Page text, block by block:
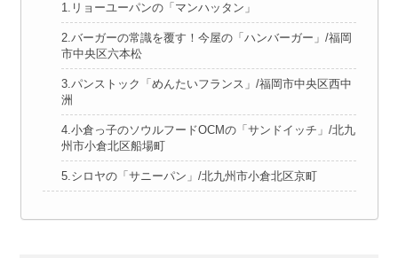
1.リョーユーパンの「マンハッタン」
2.バーガーの常識を覆す！今屋の「ハンバーガー」/福岡
市中央区六本松
3.パンストック「めんたいフランス」/福岡市中央区西中
洲
4.小倉っ子のソウルフードOCMの「サンドイッチ」/北九
州市小倉北区船場町
5.シロヤの「サニーパン」/北九州市小倉北区京町